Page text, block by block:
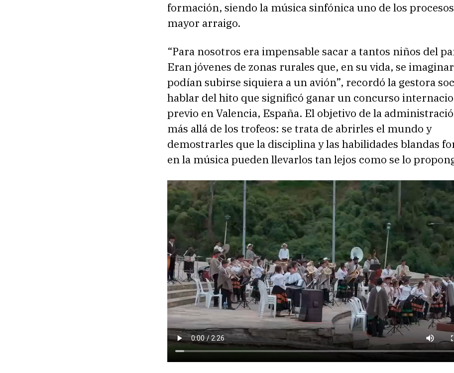
formación, siendo la música sinfónica uno de los
mayor arraigo.
“Para nosotros era impensable sacar a tantos niños del
Eran jóvenes de zonas rurales que, en su vida, se
podían subirse siquiera a un avión”, recordó la gestora
hablar del hito que significó ganar un concurso
previo en Valencia, España. El objetivo de la
más allá de los trofeos: se trata de abrirles el mundo y
demostrarles que la disciplina y las habilidades blandas
en la música pueden llevarlos tan lejos como se lo